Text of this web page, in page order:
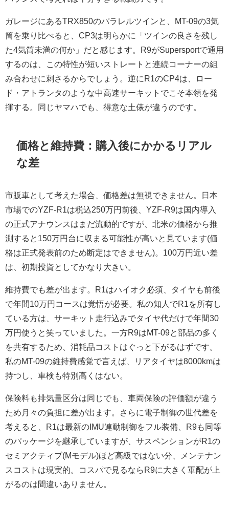
ガレージにあるTRX850のパラレルツインと、MT-09の3気
筒を乗り比べると、CP3は明らかに「ツインの良さを残し
た4気筒未満の何か」だと感じます。R9がSupersportで通用
するのは、この特性が短いストレートと連続コーナーの組
み合わせに刺さるからでしょう。逆にR1のCP4は、ロー
ド・アトランタのような中高速サーキットでこそ本領を発
揮する。同じヤマハでも、得意な土俵が違うのです。
価格と維持費：購入後にかかるリアル
な差
市販車として考えた場合、価格差は無視できません。日本
市場でのYZF-R1は税込250万円前後、YZF-R9は国内導入
の正式アナウンスはまだ流動的ですが、北米の価格から推
測すると150万円台に収まる可能性が高いと見ています(価
格は正式発表前のため断定はできません)。100万円近い差
は、初期投資としてかなり大きい。
維持費でも差が出ます。R1はハイオク必須、タイヤも前後
で年間10万円コースは覚悟が必要。私の知人でR1を所有し
ている方は、サーキット走行込みでタイヤ代だけで年間30
万円使うと笑っていました。一方R9はMT-09と部品の多く
を共有するため、消耗品コストはぐっと下がるはずです。
私のMT-09の維持費感覚で言えば、リアタイヤは8000kmは
持つし、車検も特別高くはない。
保険料も排気量区分は同じでも、車両保険の評価額が違う
ため月々の負担に差が出ます。さらに電子制御の世代差を
考えると、R1は最新のIMU連動制御をフル装備、R9も同等
のパッケージを継承していますが、サスペンションがR1の
セミアクティブ(Mモデル)ほど高級ではない分、メンテナン
スコストは現実的。コスパで見るならR9に大きく軍配が上
がるのは間違いありません。